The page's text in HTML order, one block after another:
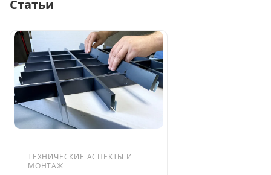
Статьи
ТЕХНИЧЕСКИЕ АСПЕКТЫ И
МОНТАЖ